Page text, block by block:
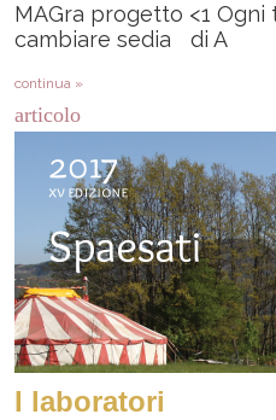
MAGra progetto <1 Ogni
cambiare sedia di A
continua »
articolo
I laboratori